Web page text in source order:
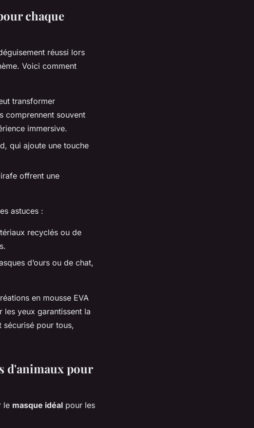
chaque
réussi lors
Voici comment
transformer
comprennent souvent
immersive.
qui ajoute une touche
offrent une
astuces :
recyclés ou de
d’ours ou de chat,
en mousse EVA
yeux garantissent la
sécurisé pour tous,
d'animaux pour
le masque idéal pour les